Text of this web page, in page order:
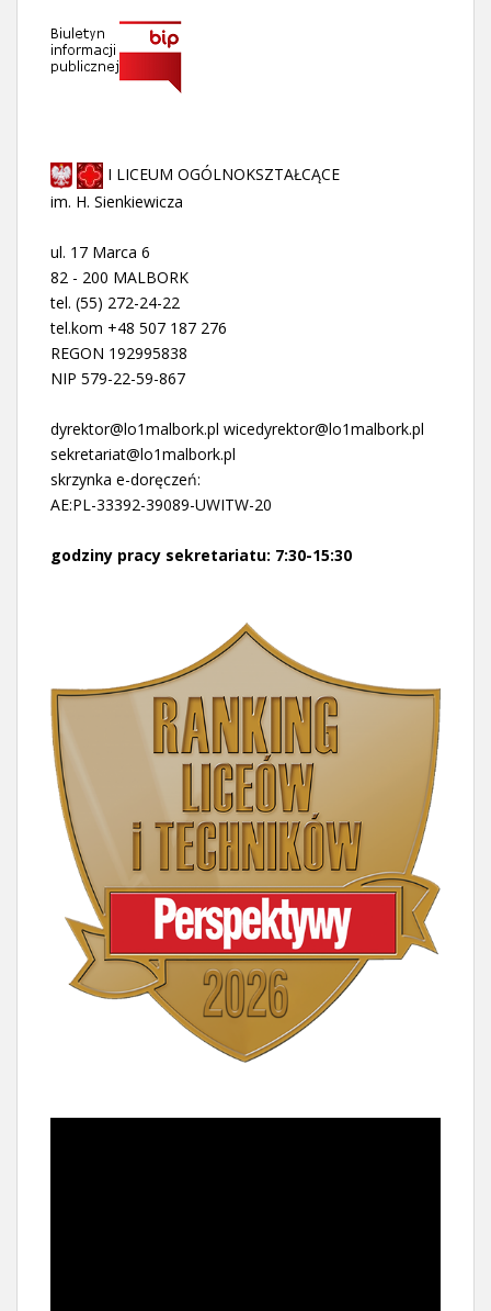
I LICEUM OGÓLNOKSZTAŁCĄCE
im. H. Sienkiewicza
ul. 17 Marca 6
82 - 200 MALBORK
tel. (55) 272-24-22
tel.kom +48 507 187 276
REGON 192995838
NIP 579-22-59-867
dyrektor@lo1malbork.pl wicedyrektor@lo1malbork.pl
sekretariat@lo1malbork.pl
skrzynka e-doręczeń:
AE:PL-33392-39089-UWITW-20
godziny pracy sekretariatu: 7:30-15:30